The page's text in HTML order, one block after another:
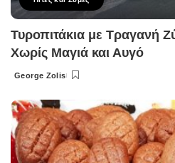
Τυροπιτάκια με Τραγανή
Χωρίς Μαγιά και Αυγό
Posted
George Zolis